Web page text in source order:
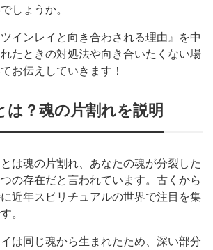
しょうか。
インレイと向き合わされる理由』を中
たときの対処法や向き合いたくない場
お伝えしていきます！
は？魂の片割れを説明
は魂の片割れ、あなたの魂が分裂した
の存在だと言われています。古くから
近年スピリチュアルの世界で注目を集
。
は同じ魂から生まれたため、深い部分